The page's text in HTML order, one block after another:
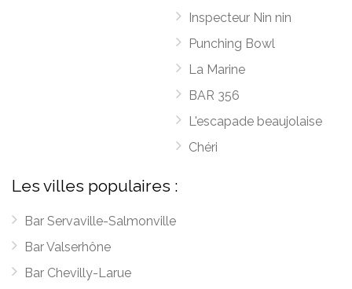
Inspecteur Nin nin
Punching Bowl
La Marine
BAR 356
L'escapade beaujolaise
Chéri
Les villes populaires :
Bar Servaville-Salmonville
Bar Valserhône
Bar Chevilly-Larue